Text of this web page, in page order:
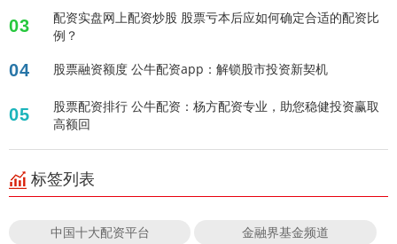
03
配资实盘网上配资炒股 股票亏本后应如何确定合适的配资比
例？
04 股票融资额度 公牛配资app：解锁股市投资新契机
05
股票配资排行 公牛配资：杨方配资专业，助您稳健投资赢取
高额回
标签列表
中国十大配资平台 金融界基金频道